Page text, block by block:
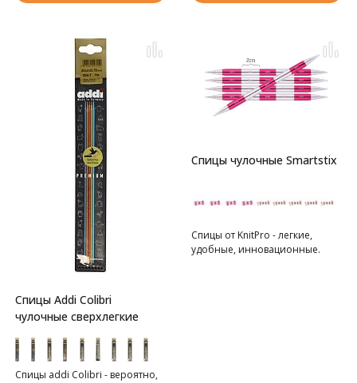
Спицы Addi Colibri
чулочные сверхлегкие
Спицы addi Colibri - вероятно,
Спицы чулочные Smartstix
Спицы от KnitPro - легкие,
удобные, инновационные.